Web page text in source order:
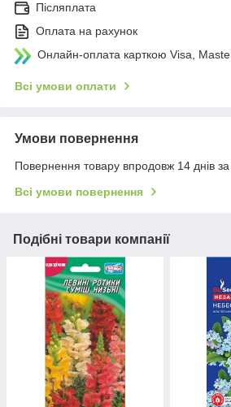
Післяплата
Оплата на рахунок
Онлайн-оплата карткою Visa,
Всі умови оплати
Умови повернення
Повернення товару впродовж 14 днів
Всі умови повернення
Подібні товари компанії